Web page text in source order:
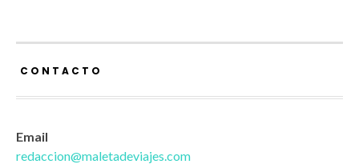
CONTACTO
Email
redaccion@maletadeviajes.com